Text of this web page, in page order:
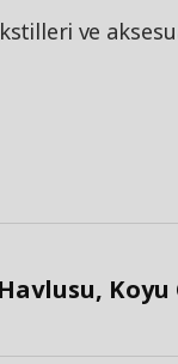
ve
Havlusu,